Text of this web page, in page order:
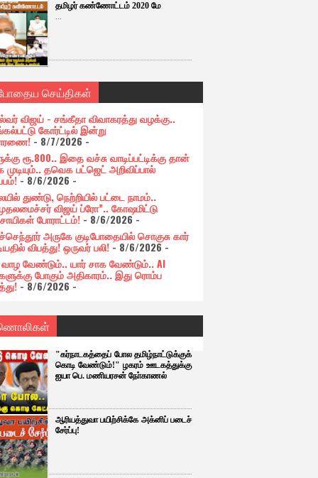
தமிழர் கண்ணோட்டம் 2020 மே
...
செய்திகள்
விஜய் - சங்கீதா விவாகரத்து வழக்கு..
கோர்ட்டில் இன்று
- 8/7/2026-
ரூ.800.. இதை வச்சு வாடிப்பட்டிக்கு தான்
தவெக பட்ஜெட் அறிவிப்பால்
- 8/6/2026 -
துண்டு, நெற்றியில் பட்டை நாமம்..
விஜய் ப்ரோ”.. கோஷமிட்டு
போராட்டம்! - 8/6/2026-
அருகே குடிபோதையில் சொகுசு கார்
விபத்து! ஒருவர் பலி! - 8/6/2026-
வாழ வேண்டும்.. யார் சாக வேண்டும்.. AI
போகும் அதிகாரம்.. இது ரொம்ப
- 8/6/2026 -
"கர்நாடகத்தைப் போல தமிழ்நாட்டுக்குக்
கொடி வேண்டும்!" ழகரம் ஊடகத்துக்கு
ஐயா பெ. மணியரசன் நோ்காணல்
ஆரியத்துவா பயிற்சிக்கே அக்னிப் படைச்
சேர்ப்பு!